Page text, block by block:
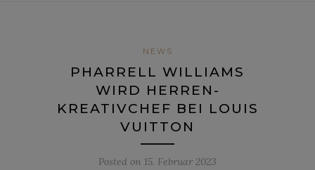
NEWS
PHARRELL WILLIAMS
WIRD HERREN-
KREATIVCHEF BEI LOUIS
VUITTON
Posted on 15. Februar 2023